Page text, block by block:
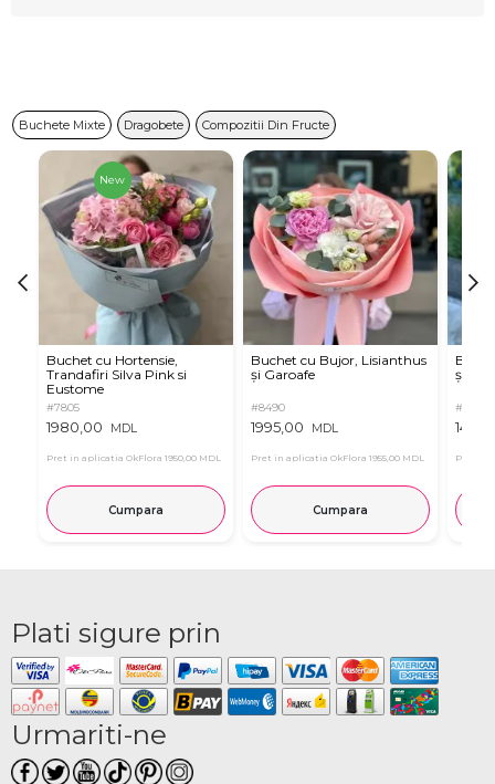
Buchete Mixte Dragobete Compozitii Din Fructe
New
Buchet cu Hortensie,
Trandafiri Silva Pink si
Eustome
#7805
1980,00 MDL
Pret in aplicatia OkFlora 1950,00 MDL
Cumpara
Buchet cu Bujor, Lisianthus
și Garoafe
#8490
1995,00 MDL
Pret in aplicatia OkFlora 1955,00 MDL
Cumpara
și
#8633
Pret in
Plati sigure prin
Urmariti-ne